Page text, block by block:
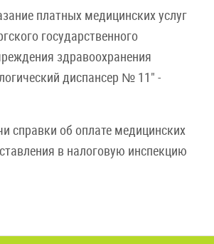
платных медицинских услуг
государственного
здравоохранения
диспансер № 11" -
справки об оплате медицинских
в налоговую инспекцию